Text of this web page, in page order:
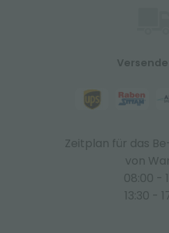
Zeitplan für das
von
08:00 -
13:30 -